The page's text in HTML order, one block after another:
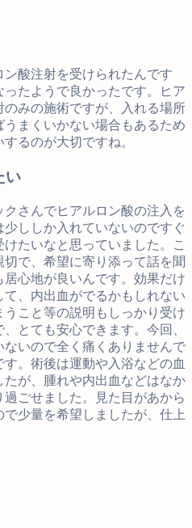
酸注射を受けられたんです
たようで良かったです。ヒア
みの施術ですが、入れる場所
まくいかない場合もあるため
るのが大切ですね。
い
さんでヒアルロン酸の注入を
ししか入れていないのですぐ
たいなと思っていました。こ
で、希望に寄り添って話を聞
心地が良いんです。効果だけ
、内出血がでるかもしれない
こと等の説明もしっかり受け
とても安心できます。今回、
いので全く痛くありませんで
。術後は運動や入浴などの血
が、腫れや内出血などはなか
ごせました。見た目があから
少量を希望しましたが、仕上